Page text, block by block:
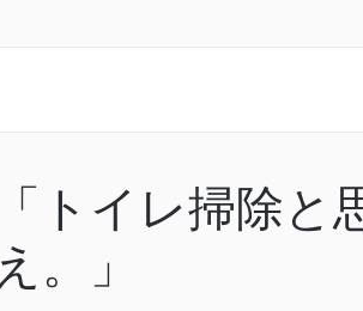
「トイレ掃除
え。」